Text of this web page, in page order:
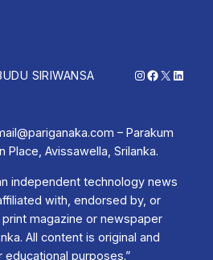
SIRIWANSA Instagram
Facebook
X
– Parakum
Place, Avissawella, Srilanka.
independent technology news
with, endorsed by, or
magazine or newspaper
All content is original and
purposes.”